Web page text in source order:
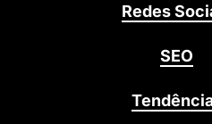
Redes
SEO